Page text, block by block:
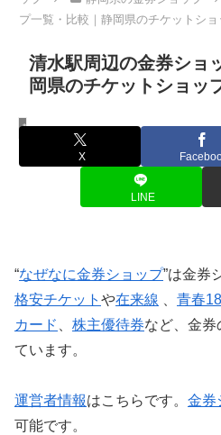
プ一覧・比較｜静岡県のチケットショ
清水駅周辺の金券ショ
岡県のチケットショッ
静岡県の金券ショップ
X
LINE
“なぜなに金券ショップ”は金券
格安チケット や在来線 青春
カード
株主優待券など、金券
ています。
運営者情報はこちらです。 金券
可能です。